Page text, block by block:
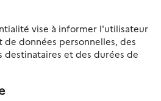
vise à informer l'utilisateur
données personnelles, des
destinataires et des durées de